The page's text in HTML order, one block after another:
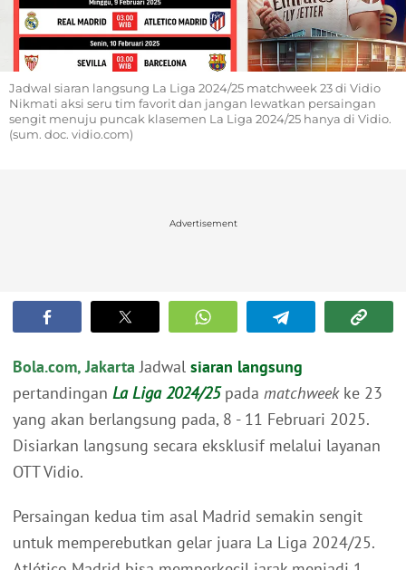
Jadwal siaran langsung La Liga 2024/25 matchweek 23 di Vidio
Nikmati aksi seru tim favorit dan jangan lewatkan persaingan
sengit menuju puncak klasemen La Liga 2024/25 hanya di Vidio.
(sum. doc. vidio.com)
Advertisement
Bola.com, Jakarta Jadwal siaran langsung
pertandingan La Liga 2024/25pada matchweekke 23
yang akan berlangsung pada, 8 - 11 Februari 2025.
Disiarkan langsung secara eksklusif melalui layanan
OTT Vidio.
Persaingan kedua tim asal Madrid semakin sengit
untuk memperebutkan gelar juara La Liga 2024/25.